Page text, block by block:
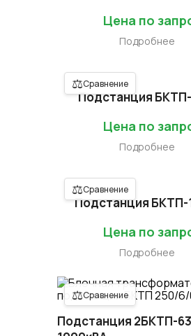
Цена по
Подробнее
⚖Сравнение
Подстанция
Цена по
Подробнее
⚖Сравнение
Подстанция БКТП-
Цена по
Подробнее
⚖Сравнение
Подстанция 2БКТП-